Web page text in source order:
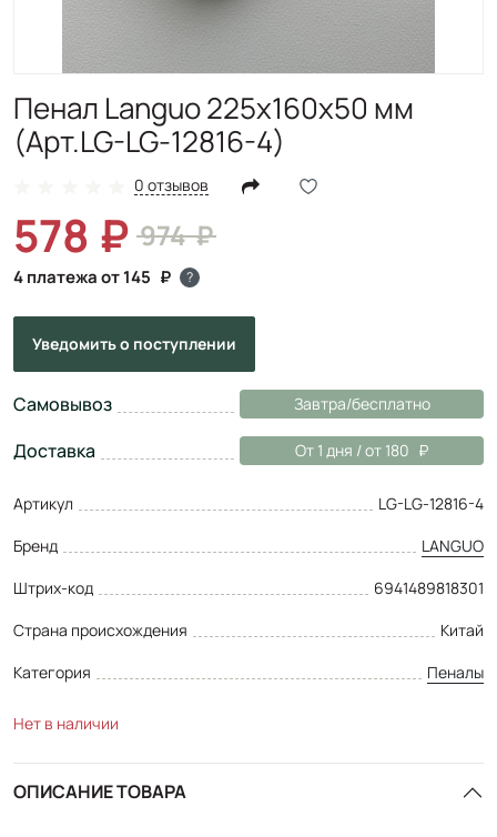
Пенал Languo 225х160х50 мм
(Арт.LG-LG-12816-4)
0 отзывов
974
578
4 платежа от 145 ?
Уведомитьо поступлении
Самовывоз Завтра/бесплатно
Доставка От 1 дня / от 180
Артикул
LG-LG-12816-4
Бренд
LANGUO
Штрих-код
6941489818301
Страна происхождения
Китай
Категория
Пеналы
Нет в наличии
ОПИСАНИЕ ТОВАРА